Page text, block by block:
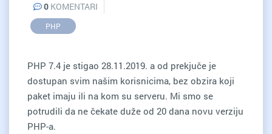
0 KOMENTARI
PHP
PHP 7.4 je stigao 28.11.2019. a od prekjuče je
dostupan svim našim korisnicima, bez obzira koji
paket imaju ili na kom su serveru. Mi smo se
potrudili da ne čekate duže od 20 dana novu verziju
PHP-a.